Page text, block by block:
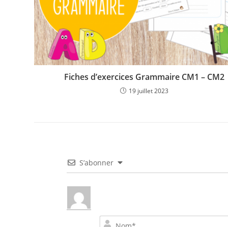
Fiches d’exercices Grammaire CM1 – CM2
19 juillet 2023
S’abonner